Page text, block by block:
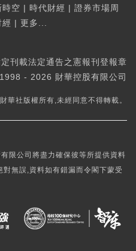
時空 | 時代財經 | 證券市場周
| 更多...
刊載法定通告之憲報刊登報章
- 2026 財華控股有限公司
華社版權所有,未經同意不得轉載。
限公司將盡力確保彼等所提供資料
無誤,資料如有錯漏而令閣下蒙受